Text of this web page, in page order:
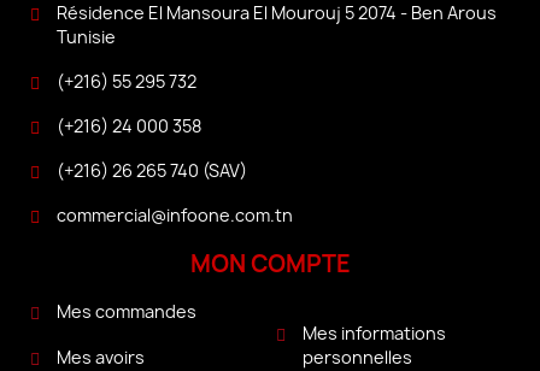
Résidence El Mansoura El Mourouj 5 2074 - Ben Arous
Tunisie
(+216) 55 295 732
(+216) 24 000 358
(+216) 26 265 740 (SAV)
commercial@infoone.com.tn
MON COMPTE
Mes commandes
Mes avoirs
Mes informations
personnelles